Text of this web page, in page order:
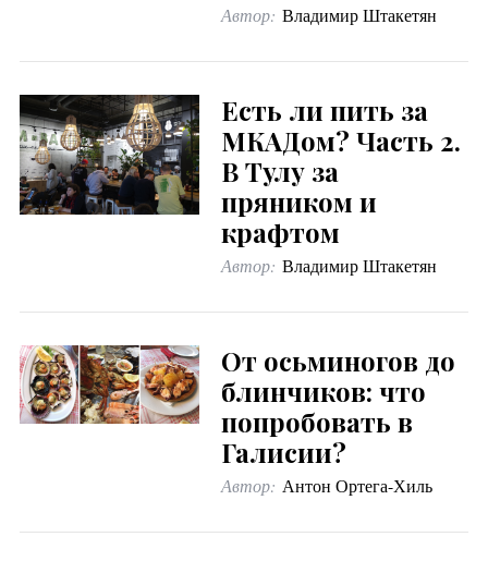
Автор: Владимир Штакетян
Есть ли пить за
МКАДом? Часть 2.
В Тулу за
пряником и
крафтом
Автор: Владимир Штакетян
От осьминогов до
блинчиков: что
попробовать в
Галисии?
Автор: Антон Ортега-Хиль